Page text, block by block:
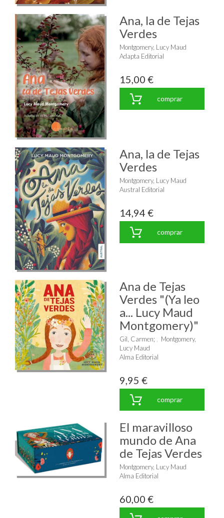
Ana, la de Tejas
Verdes
Montgomery, Lucy Maud
Adapta Editorial
15,00 €
comprar
Ana, la de Tejas
Verdes
Montgomery, Lucy Maud
Austral Editorial
14,94 €
comprar
Ana de Tejas
Verdes "(Ya leo
a... Lucy Maud
Montgomery)"
Gil, Carmen;
Montgomery,
Lucy Maud
Alma Editorial
9,95 €
comprar
El maravilloso
mundo de Ana
de Tejas Verdes
Montgomery, Lucy Maud
Alma Editorial
60,00 €